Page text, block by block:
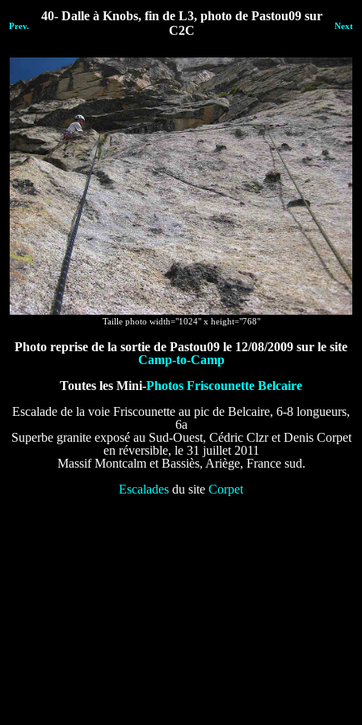
Prev.
40- Dalle à Knobs, fin de L3, photo de Pastou09 sur
C2C
Next
Taille photo width="1024" x height="768"
Photo reprise de la sortie de Pastou09 le 12/08/2009 sur le site
Camp-to-Camp
Toutes les Mini-Photos Friscounette Belcaire
Escalade de la voie Friscounette au pic de Belcaire, 6-8 longueurs,
6a
Superbe granite exposé au Sud-Ouest, Cédric Clzr et Denis Corpet
en réversible, le 31 juillet 2011
Massif Montcalm et Bassiès, Ariège, France sud.
Escalades du site Corpet